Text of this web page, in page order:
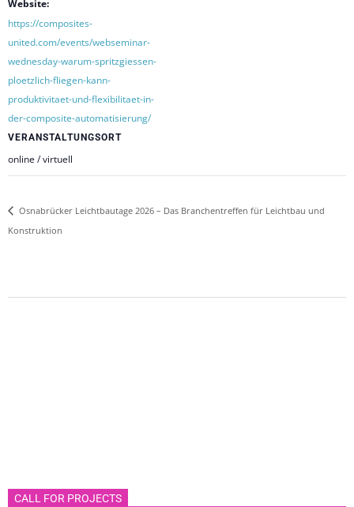
Website:
https://composites-
united.com/events/webseminar-
wednesday-warum-spritzgiessen-
ploetzlich-fliegen-kann-
produktivitaet-und-flexibilitaet-in-
der-composite-automatisierung/
VERANSTALTUNGSORT
online / virtuell
Osnabrücker Leichtbautage 2026 – Das Branchentreffen für Leichtbau und
Konstruktion
CALL FOR PROJECTS